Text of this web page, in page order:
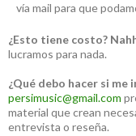
vía mail para que
¿Esto tiene costo?
lucramos para nada.
¿Qué debo hacer si me
persimusic@gmail.com
material que crean
entrevista o reseña.